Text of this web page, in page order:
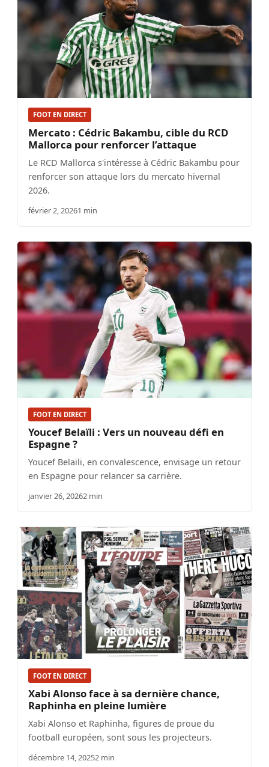
FOOT EN DIRECT
Mercato : Cédric Bakambu, cible du RCD
Mallorca pour renforcer l’attaque
Le RCD Mallorca s'intéresse à Cédric Bakambu pour
renforcer son attaque lors du mercato hivernal
2026.
février 2, 20261 min
FOOT EN DIRECT
Youcef Belaïli : Vers un nouveau défi en
Espagne ?
Youcef Belaïli, en convalescence, envisage un retour
en Espagne pour relancer sa carrière.
janvier 26, 20262 min
FOOT EN DIRECT
Xabi Alonso face à sa dernière chance,
Raphinha en pleine lumière
Xabi Alonso et Raphinha, figures de proue du
football européen, sont sous les projecteurs.
décembre 14, 20252 min